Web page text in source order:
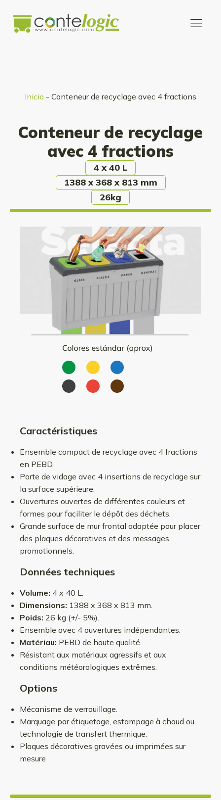
Inicio - Conteneur de recyclage avec 4 fractions
Conteneur de recyclage
avec 4 fractions
4 x 40 L
1388 x 368 x 813 mm
26kg
Caractéristiques
Ensemble compact de recyclage avec 4 fractions
en PEBD.
Porte de vidage avec 4 insertions de recyclage sur
la surface supérieure.
Ouvertures ouvertes de différentes couleurs et
formes pour faciliter le dépôt des déchets.
Grande surface de mur frontal adaptée pour placer
des plaques décoratives et des messages
promotionnels.
Données techniques
Volume: 4 x 40 L.
Dimensions: 1388 x 368 x 813 mm.
Poids: 26 kg (+/- 5%).
Ensemble avec 4 ouvertures indépendantes.
Matériau: PEBD de haute qualité.
Résistant aux matériaux agressifs et aux
conditions météorologiques extrêmes.
Options
Mécanisme de verrouillage.
Marquage par étiquetage, estampage à chaud ou
technologie de transfert thermique.
Plaques décoratives gravées ou imprimées sur
mesure